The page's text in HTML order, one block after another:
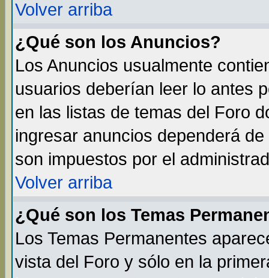
Volver arriba
¿Qué son los Anuncios?
Los Anuncios usualmente
usuarios deberían leer lo antes
en las listas de temas del Foro
ingresar anuncios dependerá
son impuestos por el
Volver arriba
¿Qué son los Temas
Los Temas Permanentes
vista del Foro y sólo en la